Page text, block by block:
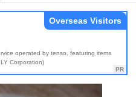
operated by tenso, featuring items
Corporation)
Overseas Visitors